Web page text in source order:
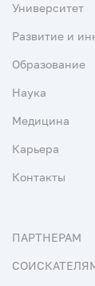
Университет
Развитие и
Образование
Наука
Медицина
Карьера
Контакты
ПАРТНЕРАМ